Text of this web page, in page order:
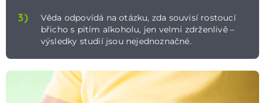
3)
Věda odpovídá na otázku, zda souvisí rostoucí
břicho s pitím alkoholu, jen velmi zdrženlivě –
výsledky studií jsou nejednoznačné.